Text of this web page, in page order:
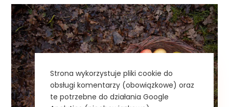
Strona wykorzystuje pliki cookie do
obsługi komentarzy (obowiązkowe) oraz
te potrzebne do działania Google